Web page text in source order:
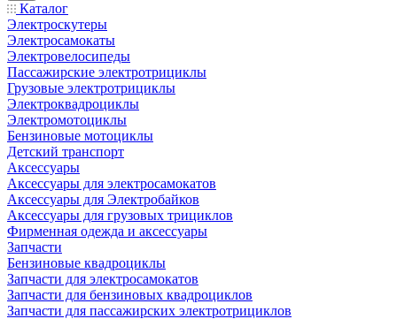
Каталог
Электроскутеры
Электросамокаты
Электровелосипеды
Пассажирские электротрициклы
Грузовые электротрициклы
Электроквадроциклы
Электромотоциклы
Бензиновые мотоциклы
Детский транспорт
Аксессуары
Аксессуары для электросамокатов
Аксессуары для Электробайков
Аксессуары для грузовых трициклов
Фирменная одежда и аксессуары
Запчасти
Бензиновые квадроциклы
Запчасти для электросамокатов
Запчасти для бензиновых квадроциклов
Запчасти для пассажирских электротрициклов